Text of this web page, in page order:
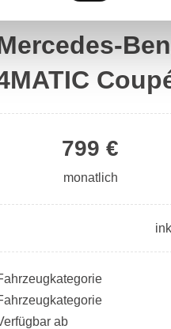
799 €
monatlich
ab